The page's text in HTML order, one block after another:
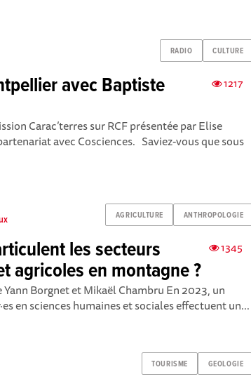
RADIO CULTURE
1217
avec Baptiste
Carac’terres sur RCF présentée par Elise
avec Cosciences. Saviez-vous que sous
AGRICULTURE ANTHROPOLOGIE
1345
les secteurs
agricoles en montagne ?
Borgnet et Mikaël Chambru En 2023, un
en sciences humaines et sociales effectuent un...
TOURISME GEOLOGIE